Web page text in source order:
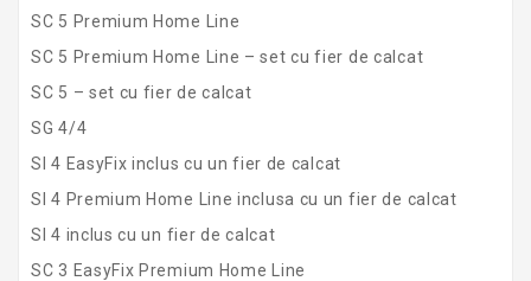
SC 5 Premium Home Line
SC 5 Premium Home Line – set cu fier de calcat
SC 5 – set cu fier de calcat
SG 4/4
SI 4 EasyFix inclus cu un fier de calcat
SI 4 Premium Home Line inclusa cu un fier de calcat
SI 4 inclus cu un fier de calcat
SC 3 EasyFix Premium Home Line